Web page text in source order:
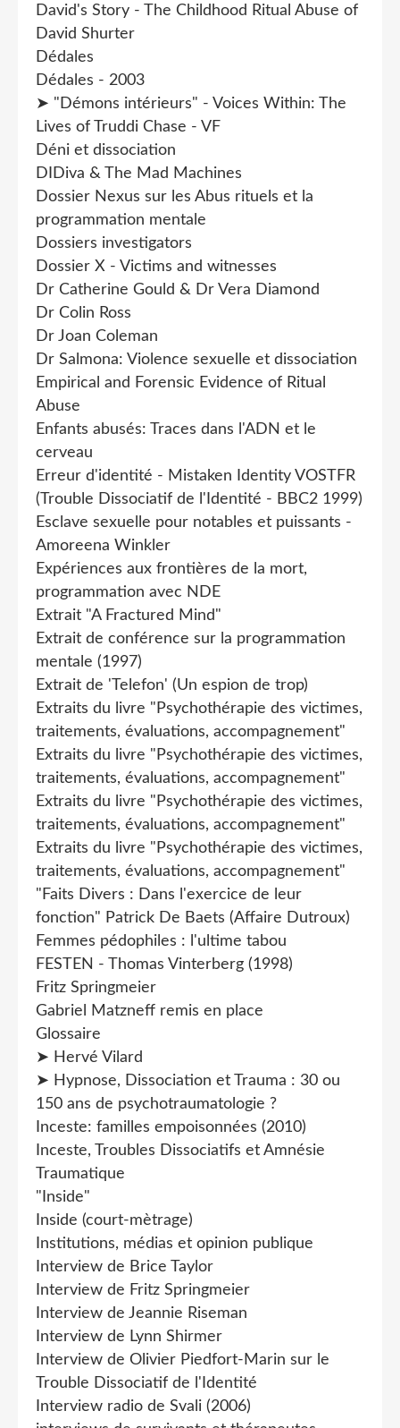
David's Story - The Childhood Ritual Abuse of
David Shurter
Dédales
Dédales - 2003
➤ "Démons intérieurs" - Voices Within: The
Lives of Truddi Chase - VF
Déni et dissociation
DIDiva & The Mad Machines
Dossier Nexus sur les Abus rituels et la
programmation mentale
Dossiers investigators
Dossier X - Victims and witnesses
Dr Catherine Gould & Dr Vera Diamond
Dr Colin Ross
Dr Joan Coleman
Dr Salmona: Violence sexuelle et dissociation
Empirical and Forensic Evidence of Ritual
Abuse
Enfants abusés: Traces dans l'ADN et le
cerveau
Erreur d'identité - Mistaken Identity VOSTFR
(Trouble Dissociatif de l'Identité - BBC2 1999)
Esclave sexuelle pour notables et puissants -
Amoreena Winkler
Expériences aux frontières de la mort,
programmation avec NDE
Extrait "A Fractured Mind"
Extrait de conférence sur la programmation
mentale (1997)
Extrait de 'Telefon' (Un espion de trop)
Extraits du livre "Psychothérapie des victimes,
traitements, évaluations, accompagnement"
Extraits du livre "Psychothérapie des victimes,
traitements, évaluations, accompagnement"
Extraits du livre "Psychothérapie des victimes,
traitements, évaluations, accompagnement"
Extraits du livre "Psychothérapie des victimes,
traitements, évaluations, accompagnement"
"Faits Divers : Dans l'exercice de leur
fonction" Patrick De Baets (Affaire Dutroux)
Femmes pédophiles : l'ultime tabou
FESTEN - Thomas Vinterberg (1998)
Fritz Springmeier
Gabriel Matzneff remis en place
Glossaire
➤ Hervé Vilard
➤ Hypnose, Dissociation et Trauma : 30 ou
150 ans de psychotraumatologie ?
Inceste: familles empoisonnées (2010)
Inceste, Troubles Dissociatifs et Amnésie
Traumatique
"Inside"
Inside (court-mètrage)
Institutions, médias et opinion publique
Interview de Brice Taylor
Interview de Fritz Springmeier
Interview de Jeannie Riseman
Interview de Lynn Shirmer
Interview de Olivier Piedfort-Marin sur le
Trouble Dissociatif de l'Identité
Interview radio de Svali (2006)